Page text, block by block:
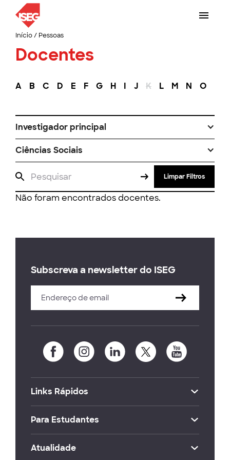
Início/ Pessoas
Docentes
A B C D E F G H I J K L M N O
Investigador principal
Ciências Sociais
Limpar Filtros
Não foram encontrados docentes.
Subscreva a newsletter do ISEG
Links Rápidos
Para Estudantes
Atualidade